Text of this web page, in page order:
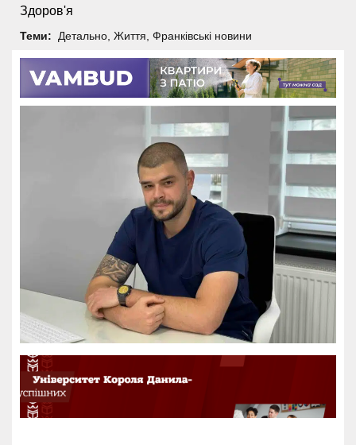
Здоров'я
Теми: Детально, Життя Франківські новини